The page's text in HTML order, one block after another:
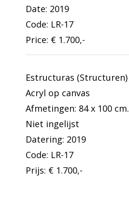
Date: 2019
Code: LR-17
Price: € 1.700,-
Estructuras (Structuren)
Acryl op canvas
Afmetingen: 84 x 100 cm.
Niet ingelijst
Datering: 2019
Code: LR-17
Prijs: € 1.700,-